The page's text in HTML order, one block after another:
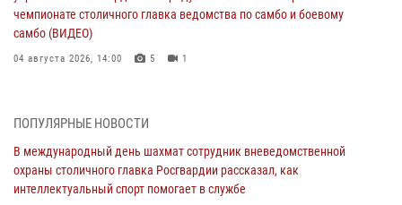
чемпионате столичного главка ведомства по самбо и боевому
самбо (ВИДЕО)
04 августа 2026, 14:00 5 1
На востоке Москвы сотрудники Росгвардии задержали мужчину,
находящегося в федеральном розыске (видео)
ПОПУЛЯРНЫЕ НОВОСТИ
В международный день шахмат сотрудник вневедомственной
охраны столичного главка Росгвардии рассказал, как
интеллектуальный спорт помогает в службе